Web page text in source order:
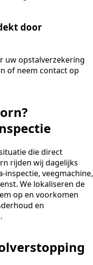
door
uw opstalverzekering
of neem contact op
die direct
rijden wij dagelijks
inspectie, veegmachine,
We lokaliseren de
op en voorkomen
en